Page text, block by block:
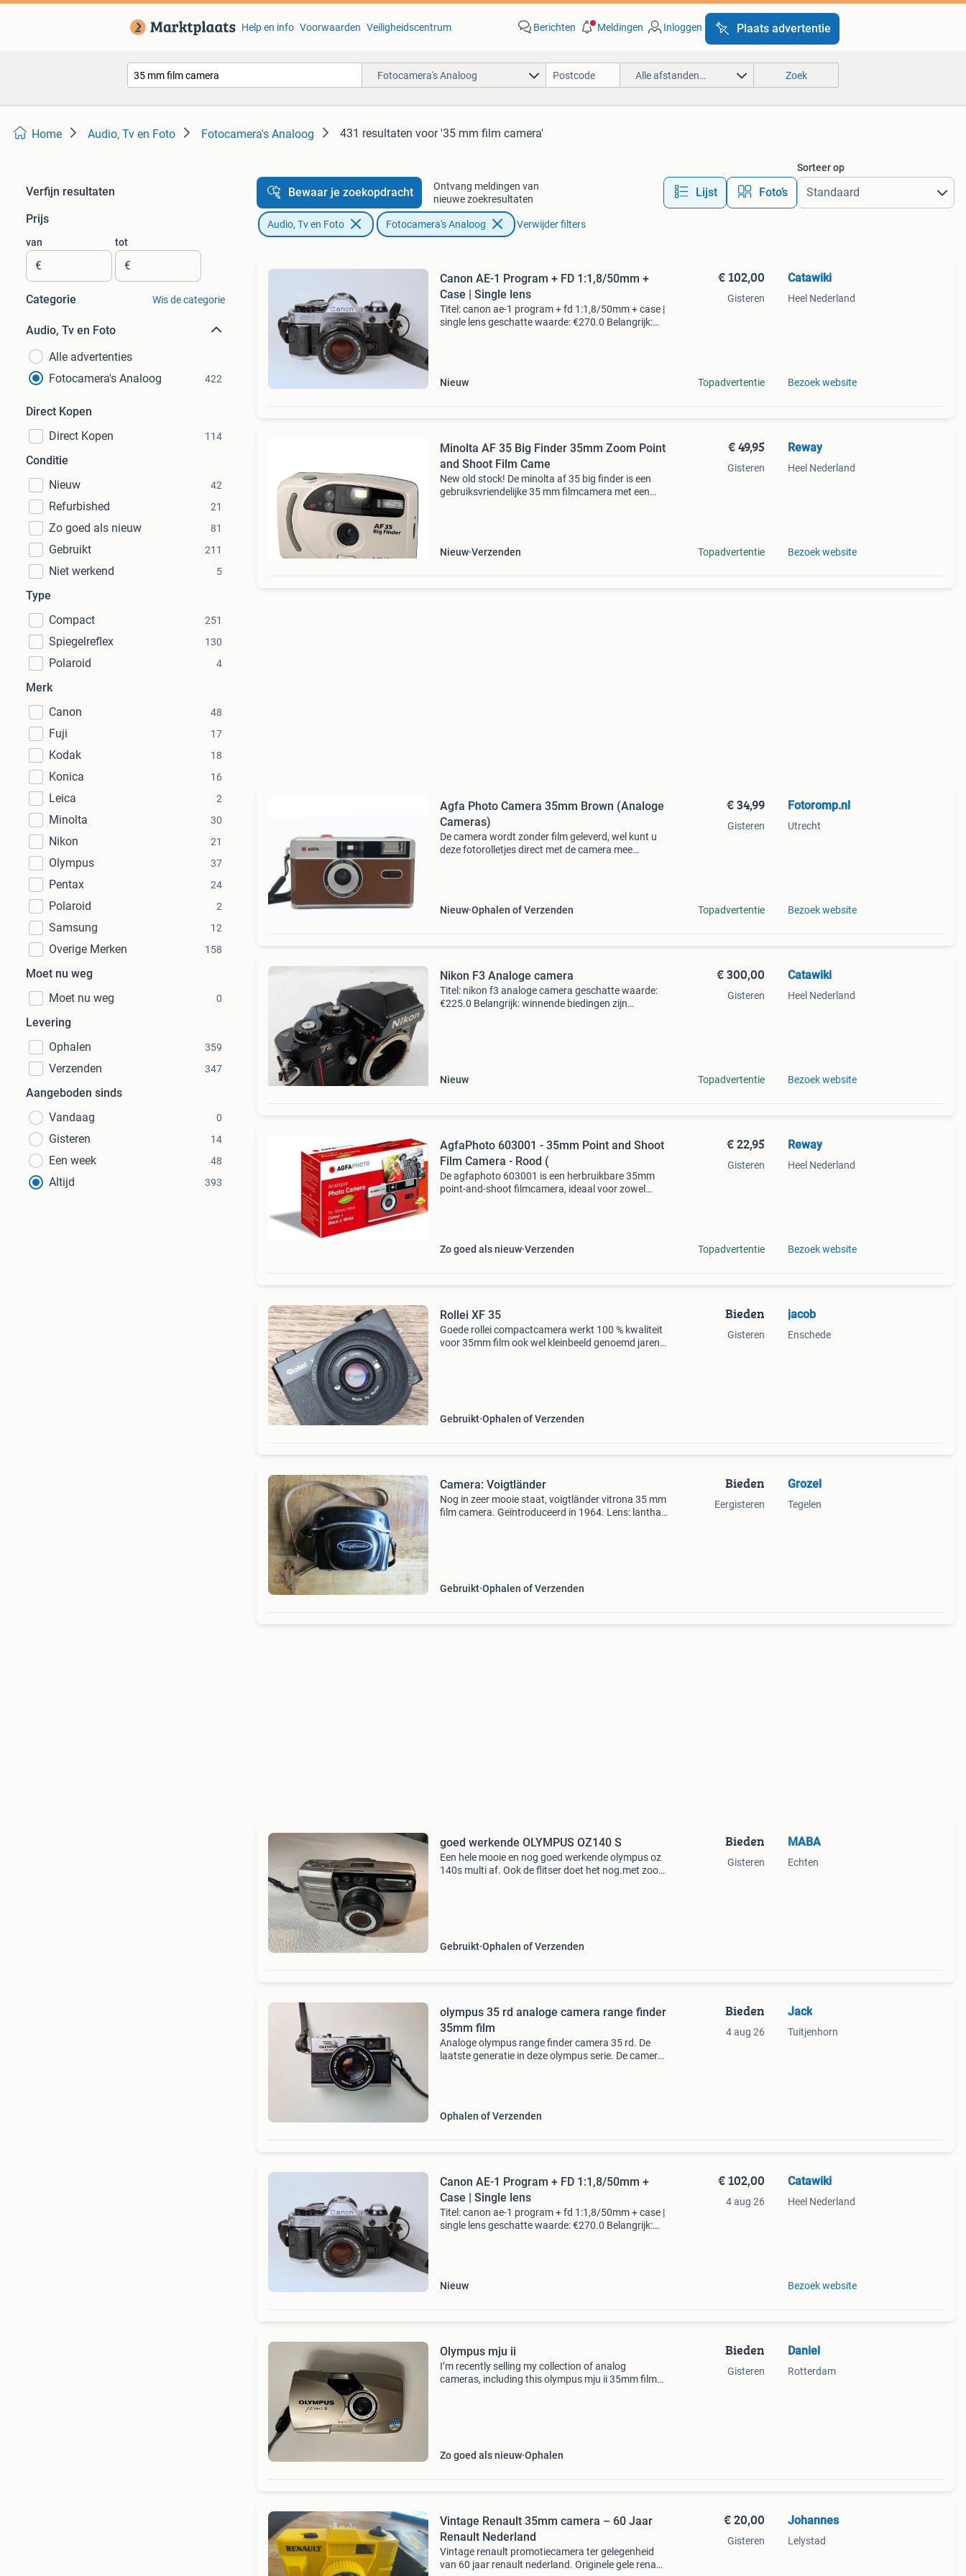
Help en info Voorwaarden Veiligheidscentrum Berichten Meldingen Inloggen Plaats advertentie
Fotocamera's Analoog Alle afstanden… Zoek
Home Audio, Tv en Foto Fotocamera's Analoog 431 resultaten voor '35 mm film camera'
Verfijn resultaten
Prijs
van
€
tot
€
Categorie Wis de categorie
Audio, Tv en Foto
Alle advertenties
Fotocamera's Analoog
422
Direct Kopen
Direct Kopen
114
Conditie
Nieuw
42
Refurbished 21
Zo goed als nieuw 81
Gebruikt 211
Niet werkend 5
Type
Compact
251
Spiegelreflex 130
Polaroid 4
Merk
Canon
48
Fuji 17
Kodak 18
Konica 16
Leica 2
Minolta 30
Nikon 21
Olympus 37
Pentax 24
Polaroid 2
Samsung 12
Overige Merken 158
Moet nu weg
Moet nu weg
0
Levering
Ophalen
359
Verzenden 347
Aangeboden sinds
Vandaag
0
Gisteren 14
Een week 48
Altijd 393
Bewaar je zoekopdracht
Ontvang meldingen van
nieuwe zoekresultaten
Lijst Foto’s
Sorteer op
Audio, Tv en Foto Fotocamera's Analoog Verwijder filters
Canon AE-1 Program + FD 1:1,8/50mm +
Case | Single lens
Titel: canon ae-1 program + fd 1:1,8/50mm + case |
single lens geschatte waarde: €270.0 Belangrijk:
Nieuw
€ 102,00
Gisteren
Topadvertentie
Catawiki
Heel Nederland
Bezoek website
Minolta AF 35 Big Finder 35mm Zoom Point
and Shoot Film Came
New old stock! De minolta af 35 big finder is een
gebruiksvriendelijke 35 mm filmcamera met een
Nieuw Verzenden
€ 49,95
Gisteren
Topadvertentie
Reway
Heel Nederland
Bezoek website
Agfa Photo Camera 35mm Brown (Analoge
Cameras)
De camera wordt zonder film geleverd, wel kunt u
deze fotorolletjes direct met de camera mee
Nieuw Ophalen of Verzenden
€ 34,99
Gisteren
Topadvertentie
Fotoromp.nl
Utrecht
Bezoek website
Nikon F3 Analoge camera
Titel: nikon f3 analoge camera geschatte waarde:
€225.0 Belangrijk: winnende biedingen zijn
Nieuw
€ 300,00
Gisteren
Topadvertentie
Catawiki
Heel Nederland
Bezoek website
AgfaPhoto 603001 - 35mm Point and Shoot
Film Camera - Rood (
De agfaphoto 603001 is een herbruikbare 35mm
point-and-shoot filmcamera, ideaal voor zowel
Zo goed als nieuw Verzenden
€ 22,95
Gisteren
Topadvertentie
Reway
Heel Nederland
Bezoek website
Rollei XF 35
Goede rollei compactcamera werkt 100 % kwaliteit
voor 35mm film ook wel kleinbeeld genoemd jaren
Gebruikt Ophalen of Verzenden
Bieden
Gisteren
jacob
Enschede
Camera: Voigtländer
Nog in zeer mooie staat, voigtländer vitrona 35 mm
film camera. Geïntroduceerd in 1964. Lens: lanthar
Gebruikt Ophalen of Verzenden
Bieden
Eergisteren
Grozel
Tegelen
goed werkende OLYMPUS OZ140 S
Een hele mooie en nog goed werkende olympus oz
140s multi af. Ook de flitser doet het nog.met zoom
Gebruikt Ophalen of Verzenden
Bieden
Gisteren
MABA
Echten
olympus 35 rd analoge camera range finder
35mm film
Analoge olympus range finder camera 35 rd. De
laatste generatie in deze olympus serie. De camera
Ophalen of Verzenden
Bieden
4 aug 26
Jack
Tuitjenhorn
Canon AE-1 Program + FD 1:1,8/50mm +
Case | Single lens
Titel: canon ae-1 program + fd 1:1,8/50mm + case |
single lens geschatte waarde: €270.0 Belangrijk:
Nieuw
€ 102,00
4 aug 26
Catawiki
Heel Nederland
Bezoek website
Olympus mju ii
I’m recently selling my collection of analog
cameras, including this olympus mju ii 35mm film
Zo goed als nieuw Ophalen
Bieden
Gisteren
Daniel
Rotterdam
Vintage Renault 35mm camera – 60 Jaar
Renault Nederland
Vintage renault promotiecamera ter gelegenheid
van 60 jaar renault nederland. Originele gele renault
€ 20,00
Gisteren
Johannes
Lelystad